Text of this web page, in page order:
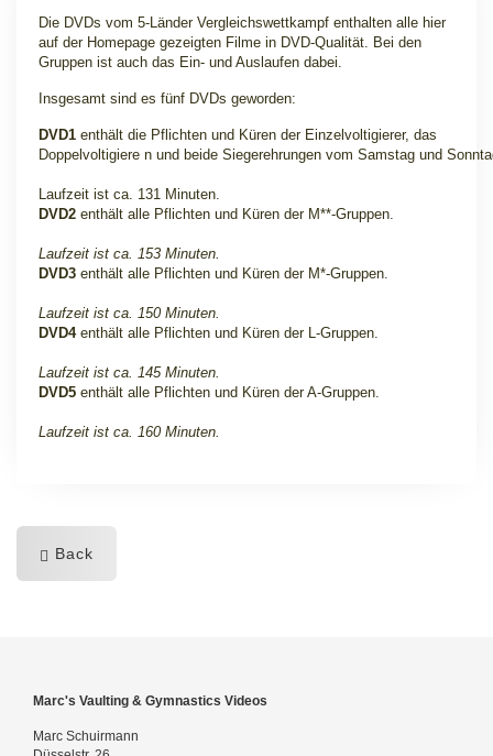
Die DVDs vom 5-Länder Vergleichswettkampf enthalten alle hier
auf der Homepage gezeigten Filme in DVD-Qualität. Bei den
Gruppen ist auch das Ein- und Auslaufen dabei.
nsgesamt sind es fünf DVDs geworden:
DVD1 enthält die Pflichten und Küren der Einzelvoltigierer, das
Doppelvoltigiere n und beide Siegerehrungen vom Samstag und
Laufzeit ist ca. 131 Minuten.
DVD2 enthält alle Pflichten und Küren der M**-Gruppen.
Laufzeit ist ca. 153 Minuten.
DVD3 enthält alle Pflichten und Küren der M*-Gruppen.
Laufzeit ist ca. 150 Minuten.
DVD4enthält alle Pflichten und Küren der L-Gruppen.
Laufzeit ist ca. 145 Minuten.
DVD5 enthält alle Pflichten und Küren der A-Gruppen.
Laufzeit ist ca. 160 Minuten.
Back
Marc's Vaulting & Gymnastics Videos
Marc Schuirmann